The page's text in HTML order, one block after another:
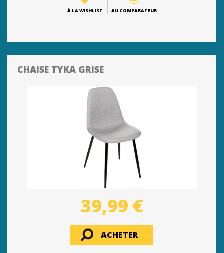
À LA WISHLIST AU COMPARATEUR
CHAISE TYKA GRISE
39,99 €
ACHETER